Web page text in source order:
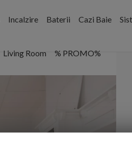
Incalzire Baterii Cazi Baie
Living Room % PROMO%